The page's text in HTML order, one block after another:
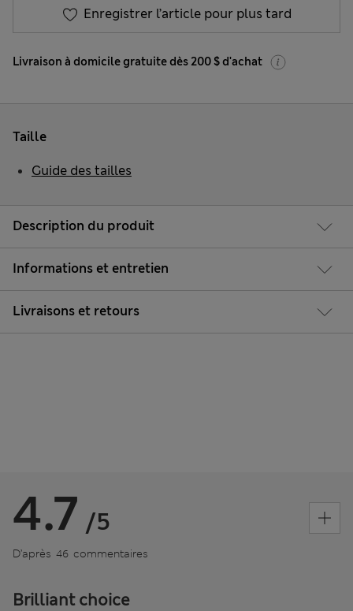
Enregistrer l’article pour plus tard
Livraison à domicile gratuite dès 200 $ d'achat
Description du produit
Informations et entretien
Livraisons et retours
Taille
Guide des tailles
4.7 /5
D’après 46 commentaires
Brilliant choice